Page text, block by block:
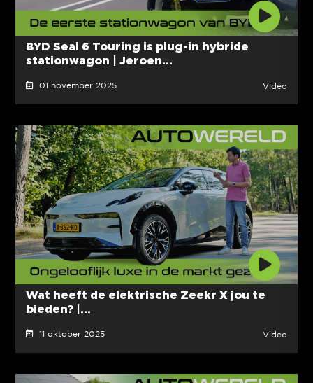
BYD Seal 6 Touring is plug-in hybride
stationwagon | Jeroen...
01 november 2025 Video
Wat heeft de elektrische Zeekr X jou te
bieden? |...
11 oktober 2025 Video